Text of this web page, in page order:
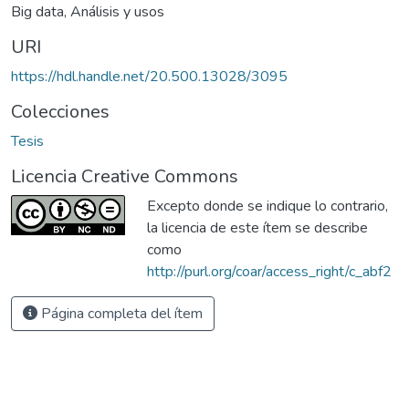
Big data, Análisis y usos
URI
https://hdl.handle.net/20.500.13028/3095
Colecciones
Tesis
Licencia Creative Commons
Excepto donde se indique lo contrario,
la licencia de este ítem se describe
como
http://purl.org/coar/access_right/c_abf2
Página completa del ítem